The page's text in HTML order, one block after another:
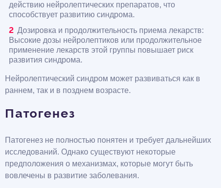
действию нейролептических препаратов, что
способствует развитию синдрома.
Дозировка и продолжительность приема лекарств:
Высокие дозы нейролептиков или продолжительное
применение лекарств этой группы повышает риск
развития синдрома.
Нейролептический синдром может развиваться как в
раннем, так и в позднем возрасте.
Патогенез
Патогенез не полностью понятен и требует дальнейших
исследований. Однако существуют некоторые
предположения о механизмах, которые могут быть
вовлечены в развитие заболевания.